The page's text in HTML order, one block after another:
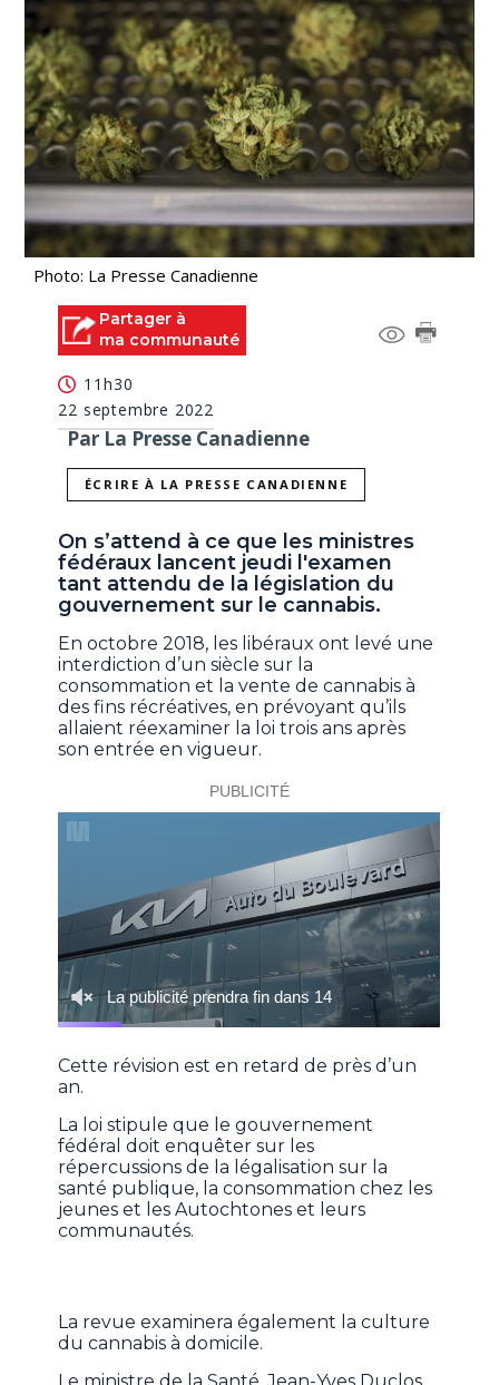
Photo: La Presse Canadienne
Partager à
ma communauté
11h30
22 septembre 2022
Par La Presse Canadienne
ÉCRIRE À LA PRESSE CANADIENNE
On s’attend à ce que les ministres
fédéraux lancent jeudi l'examen
tant attendu de la législation du
gouvernement sur le cannabis.
En octobre 2018, les libéraux ont levé une
interdiction d’un siècle sur la
consommation et la vente de cannabis à
des fins récréatives, en prévoyant qu’ils
allaient réexaminer la loi trois ans après
son entrée en vigueur.
Cette révision est en retard de près d’un
an.
La loi stipule que le gouvernement
fédéral doit enquêter sur les
répercussions de la légalisation sur la
santé publique, la consommation chez les
jeunes et les Autochtones et leurs
communautés.
La revue examinera également la culture
du cannabis à domicile.